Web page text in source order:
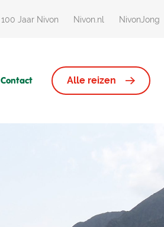
100 Jaar Nivon Nivon.nl NivonJong
Contact Alle reizen